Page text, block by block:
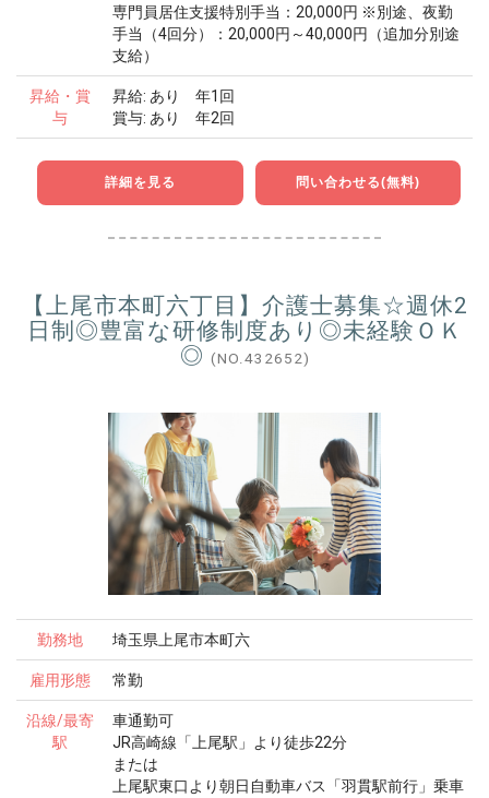
専門員居住支援特別手当：20,000円 ※別途、夜勤
手当（4回分）：20,000円～40,000円（追加分別途
支給）
昇給・賞
与
昇給: あり 年1回
賞与: あり 年2回
詳細を見る 問い合わせる(無料)
【上尾市本町六丁目】介護士募集☆週休2
日制◎豊富な研修制度あり◎未経験ＯＫ
◎ (NO.432652)
勤務地 埼玉県上尾市本町六
雇用形態 常勤
沿線/最寄
駅
車通勤可
JR高崎線「上尾駅」より徒歩22分
または
上尾駅東口より朝日自動車バス「羽貫駅前行」乗車